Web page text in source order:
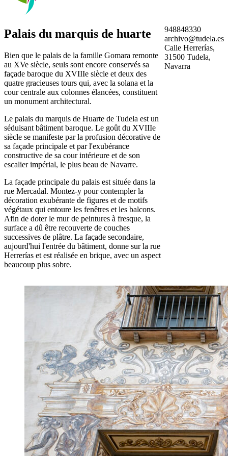
Palais du marquis de huarte
Bien que le palais de la famille Gomara remonte
au XVe siècle, seuls sont encore conservés sa
façade baroque du XVIIIe siècle et deux des
quatre gracieuses tours qui, avec la solana et la
cour centrale aux colonnes élancées, constituent
un monument architectural.
Le palais du marquis de Huarte de Tudela est un
séduisant bâtiment baroque. Le goût du XVIIIe
siècle se manifeste par la profusion décorative de
sa façade principale et par l'exubérance
constructive de sa cour intérieure et de son
escalier impérial, le plus beau de Navarre.
La façade principale du palais est située dans la
rue Mercadal. Montez-y pour contempler la
décoration exubérante de figures et de motifs
végétaux qui entoure les fenêtres et les balcons.
Afin de doter le mur de peintures à fresque, la
surface a dû être recouverte de couches
successives de plâtre. La façade secondaire,
aujourd'hui l'entrée du bâtiment, donne sur la rue
Herrerías et est réalisée en brique, avec un aspect
beaucoup plus sobre.
948848330
archivo@tudela.es
Calle Herrerías,
31500 Tudela,
Navarra